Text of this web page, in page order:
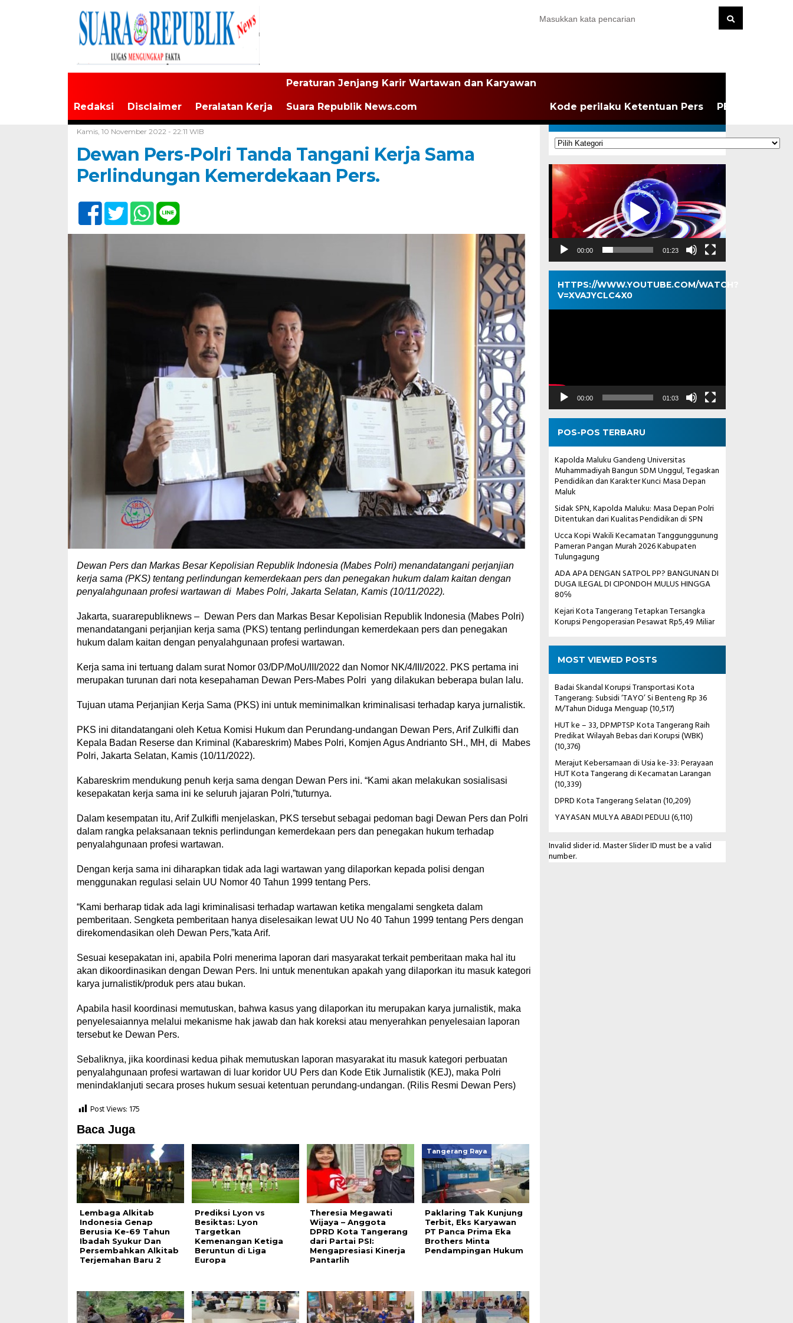
Redaksi Disclaimer Peralatan Kerja
Peraturan Jenjang Karir Wartawan dan Karyawan
Suara Republik News.com Kode perilaku Ketentuan Pers PEDOMAN
Kamis, 10 November 2022 - 22:11 WIB
Dewan Pers-Polri Tanda Tangani Kerja Sama
Perlindungan Kemerdekaan Pers.
Dewan Pers dan Markas Besar Kepolisian Republik Indonesia (Mabes Polri) menandatangani perjanjian
kerja sama (PKS) tentang perlindungan kemerdekaan pers dan penegakan hukum dalam kaitan dengan
penyalahgunaan profesi wartawan di Mabes Polri, Jakarta Selatan, Kamis (10/11/2022).
Jakarta, suararepubliknews – Dewan Pers dan Markas Besar Kepolisian Republik Indonesia (Mabes Polri)
menandatangani perjanjian kerja sama (PKS) tentang perlindungan kemerdekaan pers dan penegakan
hukum dalam kaitan dengan penyalahgunaan profesi wartawan.
Kerja sama ini tertuang dalam surat Nomor 03/DP/MoU/III/2022 dan Nomor NK/4/III/2022. PKS pertama ini
merupakan turunan dari nota kesepahaman Dewan Pers-Mabes Polri yang dilakukan beberapa bulan lalu.
Tujuan utama Perjanjian Kerja Sama (PKS) ini untuk meminimalkan kriminalisasi terhadap karya jurnalistik.
PKS ini ditandatangani oleh Ketua Komisi Hukum dan Perundang-undangan Dewan Pers, Arif Zulkifli dan
Kepala Badan Reserse dan Kriminal (Kabareskrim) Mabes Polri, Komjen Agus Andrianto SH., MH, di Mabes
Polri, Jakarta Selatan, Kamis (10/11/2022).
Kabareskrim mendukung penuh kerja sama dengan Dewan Pers ini. “Kami akan melakukan sosialisasi
kesepakatan kerja sama ini ke seluruh jajaran Polri,”tuturnya.
Dalam kesempatan itu, Arif Zulkifli menjelaskan, PKS tersebut sebagai pedoman bagi Dewan Pers dan Polri
dalam rangka pelaksanaan teknis perlindungan kemerdekaan pers dan penegakan hukum terhadap
penyalahgunaan profesi wartawan.
Dengan kerja sama ini diharapkan tidak ada lagi wartawan yang dilaporkan kepada polisi dengan
menggunakan regulasi selain UU Nomor 40 Tahun 1999 tentang Pers.
“Kami berharap tidak ada lagi kriminalisasi terhadap wartawan ketika mengalami sengketa dalam
pemberitaan. Sengketa pemberitaan hanya diselesaikan lewat UU No 40 Tahun 1999 tentang Pers dengan
direkomendasikan oleh Dewan Pers,”kata Arif.
Sesuai kesepakatan ini, apabila Polri menerima laporan dari masyarakat terkait pemberitaan maka hal itu
akan dikoordinasikan dengan Dewan Pers. Ini untuk menentukan apakah yang dilaporkan itu masuk kategori
karya jurnalistik/produk pers atau bukan.
Apabila hasil koordinasi memutuskan, bahwa kasus yang dilaporkan itu merupakan karya jurnalistik, maka
penyelesaiannya melalui mekanisme hak jawab dan hak koreksi atau menyerahkan penyelesaian laporan
tersebut ke Dewan Pers.
Sebaliknya, jika koordinasi kedua pihak memutuskan laporan masyarakat itu masuk kategori perbuatan
penyalahgunaan profesi wartawan di luar koridor UU Pers dan Kode Etik Jurnalistik (KEJ), maka Polri
menindaklanjuti secara proses hukum sesuai ketentuan perundang-undangan. (Rilis Resmi Dewan Pers)
Post Views: 175
Baca Juga
Lembaga Alkitab
Indonesia Genap
Berusia Ke-69 Tahun
Ibadah Syukur Dan
Persembahkan Alkitab
Terjemahan Baru 2
Prediksi Lyon vs
Besiktas: Lyon
Targetkan
Kemenangan Ketiga
Beruntun di Liga
Europa
Theresia Megawati
Wijaya – Anggota
DPRD Kota Tangerang
dari Partai PSI:
Mengapresiasi Kinerja
Pantarlih
Tangerang Raya
Paklaring Tak Kunjung
Terbit, Eks Karyawan
PT Panca Prima Eka
Brothers Minta
Pendampingan Hukum ‎
KATEGORI
Kategori
Pemutar
Video
00:00 01:23
HTTPS://WWW.YOUTUBE.COM/WATCH?
V=XVAJYCLC4X0
Pemutar
00:00 01:03
POS-POS TERBARU
Kapolda Maluku Gandeng Universitas
Muhammadiyah Bangun SDM Unggul, Tegaskan
Pendidikan dan Karakter Kunci Masa Depan
Maluk
Sidak SPN, Kapolda Maluku: Masa Depan Polri
Ditentukan dari Kualitas Pendidikan di SPN
Ucca Kopi Wakili Kecamatan Tanggunggunung
Pameran Pangan Murah 2026 Kabupaten
Tulungagung
ADA APA DENGAN SATPOL PP? BANGUNAN DI
DUGA ILEGAL DI CIPONDOH MULUS HINGGA
80℅
Kejari Kota Tangerang Tetapkan Tersangka
Korupsi Pengoperasian Pesawat Rp5,49 Miliar
MOST VIEWED POSTS
Badai Skandal Korupsi Transportasi Kota
Tangerang: Subsidi ‘TAYO’ Si Benteng Rp 36
M/Tahun Diduga Menguap(10,517)
HUT ke – 33, DPMPTSP Kota Tangerang Raih
Predikat Wilayah Bebas dari Korupsi (WBK)
(10,376)
Merajut Kebersamaan di Usia ke-33: Perayaan
HUT Kota Tangerang di Kecamatan Larangan
(10,339)
DPRD Kota Tangerang Selatan(10,209)
YAYASAN MULYA ABADI PEDULI(6,110)
Invalid slider id. Master Slider ID must be a valid
number.